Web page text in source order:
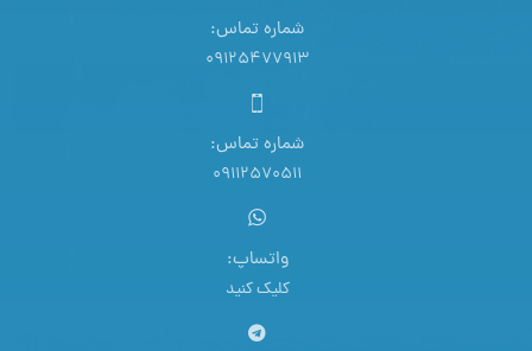
شماره تماس:
09125477913
شماره تماس:
09112570511
واتساپ:
کلیک کنید